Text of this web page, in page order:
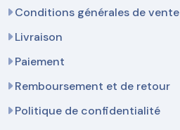
Conditions générales de vente
Livraison
Paiement
Remboursement et de retour
Politique de confidentialité